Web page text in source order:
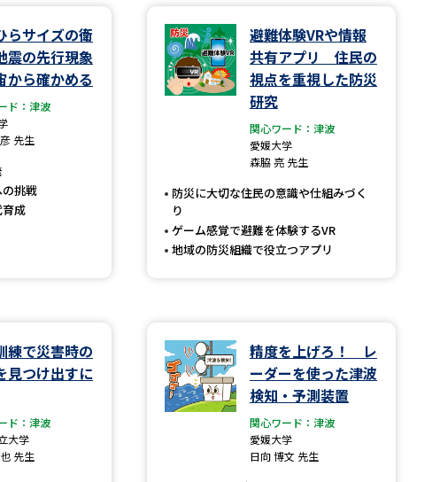
調べる
・グローバルに強い大学特集
特待生制度特集
ページ（高3生用）
用）
資料検索
らサイズの衛
震の先行現象
から確かめる
ド：津波
先生
挑戦
成
避難体験VRや情報
共有アプリ 住民の
視点を重視した防災
研究
関心ワード：津波
愛媛大学
森脇 亮 先生
防災に大切な住民の意識や仕組みづく
り
ゲーム感覚で避難を体験するVR
地域の防災組織で役立つアプリ
練で災害時の
見つけ出すに
ド：津波
大学
先生
精度を上げろ！ レ
ーダーを使った津波
検知・予測装置
関心ワード：津波
愛媛大学
日向 博文 先生